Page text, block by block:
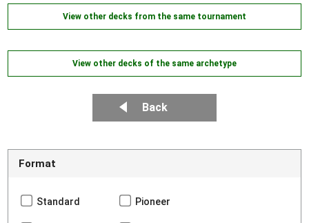
View other decks from the same tournament
View other decks of the same archetype
Back
Format
Standard Pioneer